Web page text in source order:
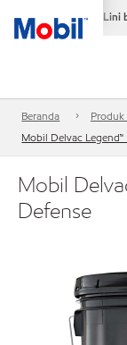
Lini
Beranda Produk
Mobil Delvac
Mobil
Defense